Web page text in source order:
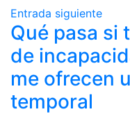
Entrada siguiente
Qué pasa si
de
me ofrecen
temporal